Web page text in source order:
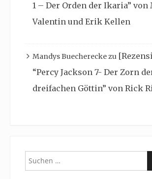
1 – Der Orden der Ikaria” von
Valentin und Erik Kellen
Mandys Buechereckezu
“Percy Jackson 7- Der Zorn
dreifachen Göttin” von Rick
Suchen
nach: